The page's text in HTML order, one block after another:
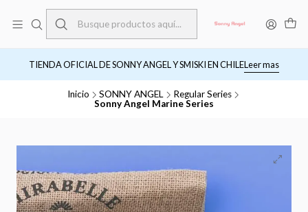
TIENDA OFICIAL DE SONNY ANGEL Y SMISKI EN CHILELeer mas
Inicio SONNY ANGEL
Regular Series
Sonny Angel Marine Series